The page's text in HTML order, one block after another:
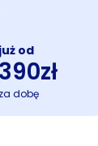
już od
390zł
za dobę